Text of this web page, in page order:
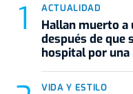
ACTUALIDAD
Hallan muerto a
después de que
hospital por
VIDA Y ESTILO